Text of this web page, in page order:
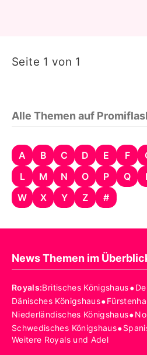
Seite 1 von 1
Alle Themen auf
A B C D E F
L
M N O P Q
W
X Y Z #
News Themen im
Royals:Britisches Königshaus•
Dänisches Königshaus•
Niederländisches Königshaus•
Schwedisches Königshaus•
Weitere Royals und Adel